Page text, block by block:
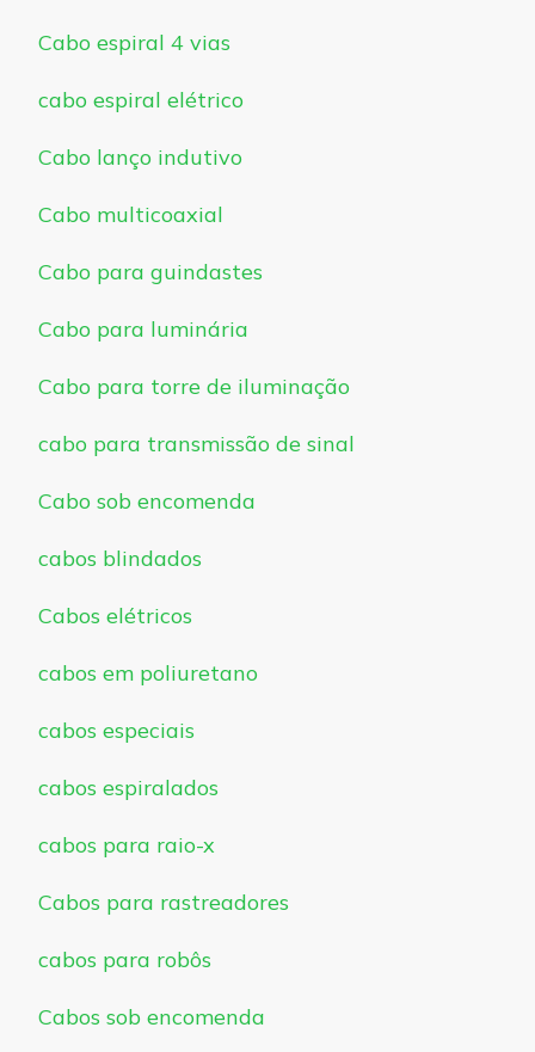
Cabo espiral 4 vias
cabo espiral elétrico
Cabo lanço indutivo
Cabo multicoaxial
Cabo para guindastes
Cabo para luminária
Cabo para torre de iluminação
cabo para transmissão de sinal
Cabo sob encomenda
cabos blindados
Cabos elétricos
cabos em poliuretano
cabos especiais
cabos espiralados
cabos para raio-x
Cabos para rastreadores
cabos para robôs
Cabos sob encomenda